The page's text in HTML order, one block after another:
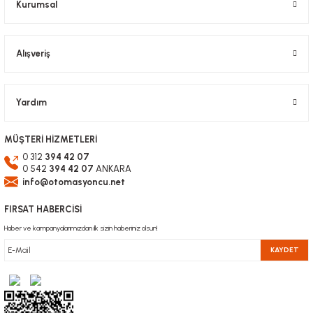
Kurumsal
Alışveriş
Yardım
MÜŞTERİ HİZMETLERİ
0 312 394 42 07
0 542 394 42 07 ANKARA
info@otomasyoncu.net
FIRSAT HABERCİSİ
Haber ve kampanyalarımızdan ilk sizin haberiniz olsun!
KAYDET